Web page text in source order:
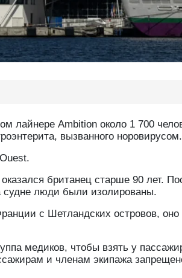
лайнере Ambition около 1 700
вызванного норовирусом.
британец старше 90 лет.
судне люди были изолированы.
с Шетландских островов,
медиков, чтобы взять у
и членам экипажа